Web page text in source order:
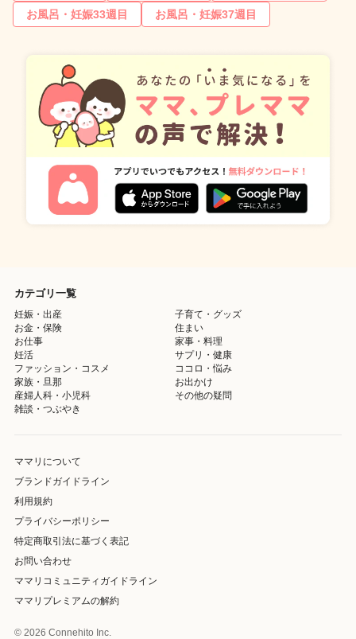
お風呂・妊娠33週目
お風呂・妊娠37週目
カテゴリ一覧
妊娠・出産
子育て・グッズ
お金・保険
住まい
お仕事
家事・料理
妊活
サプリ・健康
ファッション・コスメ
ココロ・悩み
家族・旦那
お出かけ
産婦人科・小児科
その他の疑問
雑談・つぶやき
ママリについて
ブランドガイドライン
利用規約
プライバシーポリシー
特定商取引法に基づく表記
お問い合わせ
ママリコミュニティガイドライン
ママリプレミアムの解約
© 2026 Connehito Inc.